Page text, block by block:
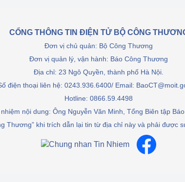
CỔNG THÔNG TIN ĐIỆN TỬ BỘ CÔNG
Đơn vị chủ quản: Bộ Công Thương
Đơn vị quản lý, vận hành: Báo Công Thương
Địa chỉ: 23 Ngô Quyền, thành phố Hà Nội.
điện thoại liên hệ: 0243.936.6400/ Email:
Hotline: 0866.59.4498
nội dung: Ông Nguyễn Văn Minh, Tổng Biên tập
Thương” khi trích dẫn lại tin từ địa chỉ này và phải được